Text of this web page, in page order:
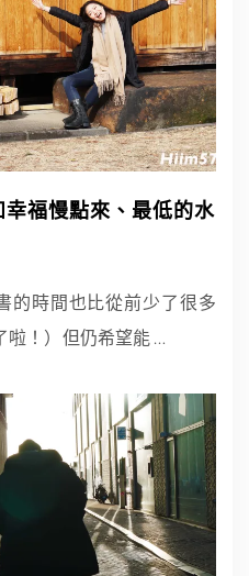
福慢點來、最低的水
的時間也比從前少了很多
啦！）但仍希望能 …